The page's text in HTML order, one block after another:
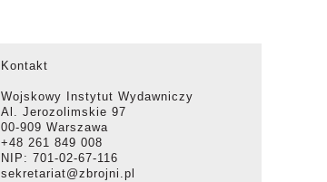
Kontakt
Wojskowy Instytut Wydawniczy
Al. Jerozolimskie 97
00-909 Warszawa
+48 261 849 008
NIP: 701-02-67-116
sekretariat@zbrojni.pl